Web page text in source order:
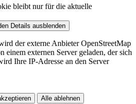
bleibt nur für die aktuelle
Details ausblenden
der externe Anbieter OpenStreetMap
einem externen Server geladen, der sich
Ihre IP-Adresse an den Server
Alle ablehnen